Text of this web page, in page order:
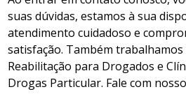
suas dúvidas, estamos à sua
atendimento cuidadoso e
satisfação. Também trabalhamos
Reabilitação para Drogados e
Drogas Particular. Fale com